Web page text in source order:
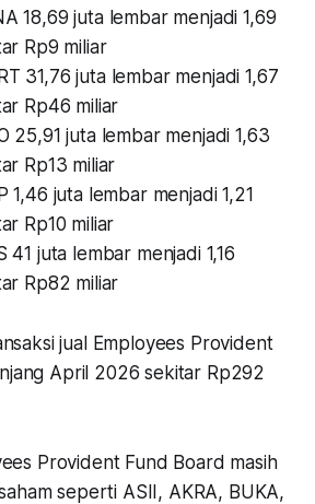
18,69 juta lembar menjadi 1,69
Rp9 miliar
31,76 juta lembar menjadi 1,67
Rp46 miliar
25,91 juta lembar menjadi 1,63
Rp13 miliar
1,46 juta lembar menjadi 1,21
Rp10 miliar
41 juta lembar menjadi 1,16
Rp82 miliar
jual Employees Provident
April 2026 sekitar Rp292
Provident Fund Board masih
seperti ASII, AKRA, BUKA,